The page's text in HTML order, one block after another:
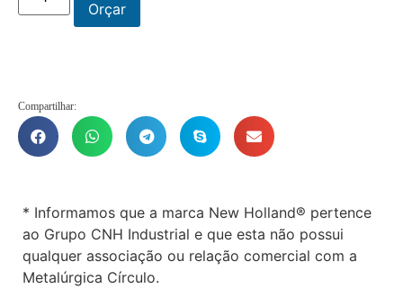
Orçar
Compartilhar:
* Informamos que a marca New Holland® pertence
ao Grupo CNH Industrial e que esta não possui
qualquer associação ou relação comercial com a
Metalúrgica Círculo.